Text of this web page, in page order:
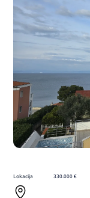
Lokacija 330.000 €